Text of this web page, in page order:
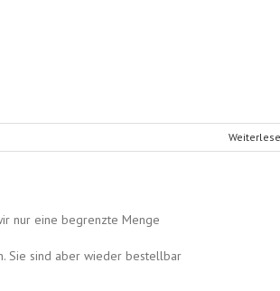
nur eine begrenzte Menge
Sie sind aber wieder bestellbar